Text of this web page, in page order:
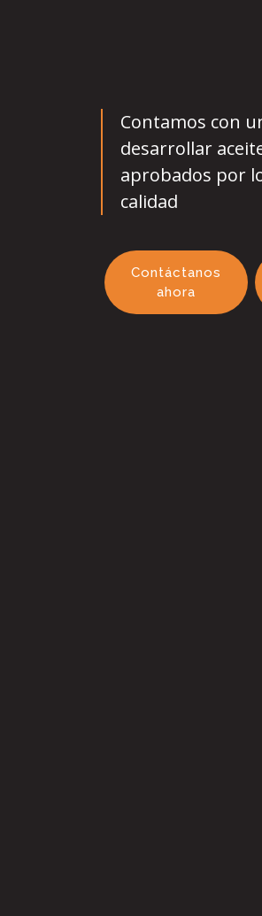
Contamos con
desarrollar
aprobados por
calidad
Contáctanos
ahora